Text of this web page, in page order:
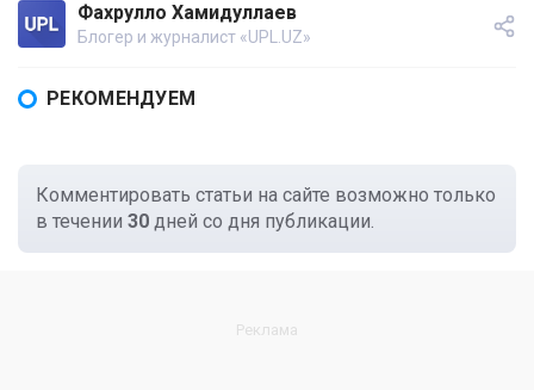
Фахрулло Хамидуллаев
Блогер и журналист «UPL.UZ»
РЕКОМЕНДУЕМ
Комментировать статьи на сайте возможно только
в течении 30 дней со дня публикации.